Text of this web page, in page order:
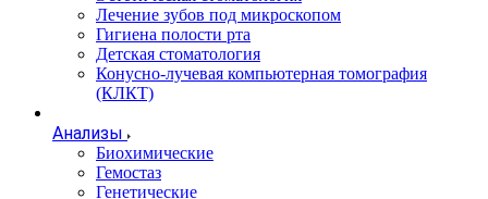
Лечение зубов под микроскопом
Гигиена полости рта
Детская стоматология
Конусно-лучевая компьютерная томография
(КЛКТ)
Анализы
Биохимические
Гемостаз
Генетические